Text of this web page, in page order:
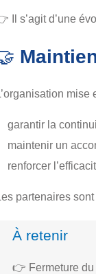
Il s’agit d’une
mise
garantir la
maintenir un
renforcer
partenaires
À retenir
👉 Fermeture du